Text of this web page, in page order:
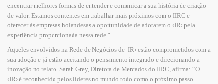
encontrar melhores formas de entender e comunicar a sua história de criação
de valor. Estamos contentes em trabalhar mais próximos com o IIRC e
oferecer às empresas holandesas a oportunidade de adotarem o ‹IR› pela
experiência proporcionada nessa rede.”
Aqueles envolvidos na Rede de Negócios de ‹IR› estão comprometidos com a
sua adoção e já estão aceitando o pensamento integrado e direcionando a
inovação no relato. Sarah Grey, Diretora de Mercados do IIRC, afirma: “O
‹IR› é reconhecido pelos líderes no mundo todo como o próximo passo